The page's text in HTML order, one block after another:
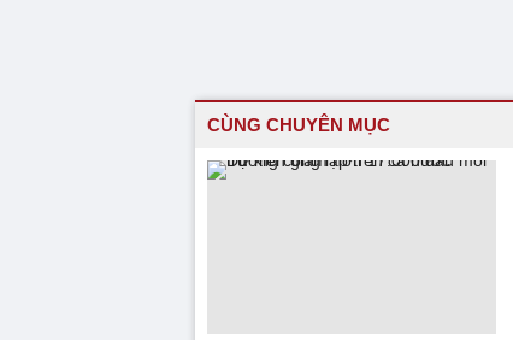
CÙNG CHUYÊN MỤC